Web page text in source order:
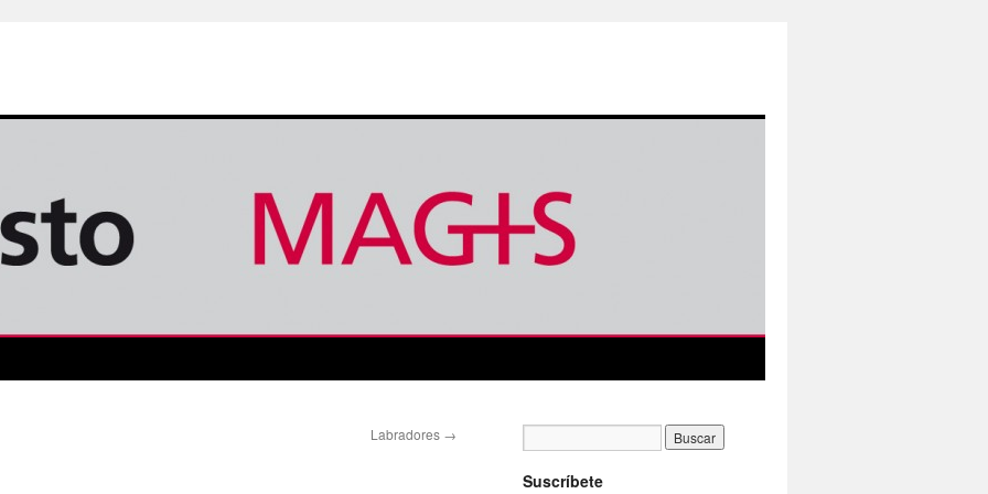
Labradores →
Suscríbete